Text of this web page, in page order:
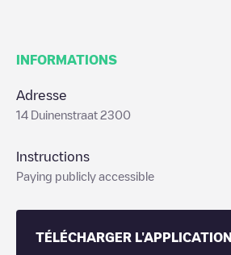
INFORMATIONS
Adresse
14 Duinenstraat 2300
Instructions
Paying publicly accessible
TÉLÉCHARGER L'APPLICATION